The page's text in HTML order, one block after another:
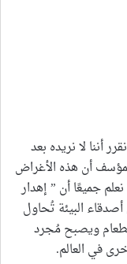
أننا لا نريده بعد
أن هذه الأغراض
جميعًا أن ” إهدار
البيئة تُحاول
ويصبح مُجرد
في العالم.